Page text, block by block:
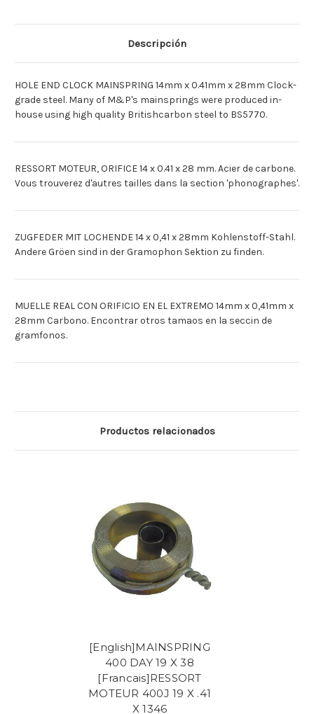
X
720
14
X
28
[Espagnol]MUELLE
X
720
14
X
28
[Espagnol]MUELLE
Descripción
HOLE END CLOCK MAINSPRING 14mm x 0.41mm x 28mm Clock-
grade steel. Many of M&P's mainsprings were produced in-
house using high quality Britishcarbon steel to BS5770.
RESSORT MOTEUR, ORIFICE 14 x 0.41 x 28 mm. Acier de carbone.
Vous trouverez d'autres tailles dans la section 'phonographes'.
ZUGFEDER MIT LOCHENDE 14 x 0,41 x 28mm Kohlenstoff-Stahl.
Andere Gröen sind in der Gramophon Sektion zu finden.
MUELLE REAL CON ORIFICIO EN EL EXTREMO 14mm x 0,41mm x
28mm Carbono. Encontrar otros tamaos en la seccin de
gramfonos.
Productos relacionados
[English]MAINSPRING
400 DAY 19 X 38
[Francais]RESSORT
MOTEUR 400J 19 X .41
X 1346